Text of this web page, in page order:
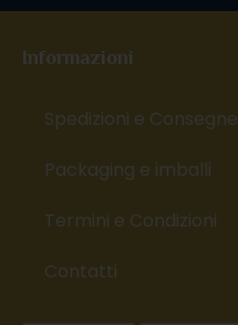
Informazioni
Spedizioni e Consegne
Packaging e imballi
Termini e Condizioni
Contatti